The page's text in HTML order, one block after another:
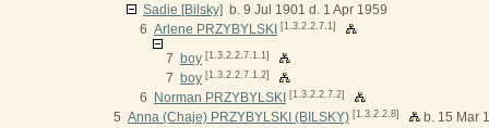
Sadie [Bilsky] b. 9 Jul 1901 d. 1 Apr 1959
6 Arlene PRZYBYLSKI [1.3.2.2.7.1]
7 boy [1.3.2.2.7.1.1]
7 boy [1.3.2.2.7.1.2]
6 Norman PRZYBYLSKI [1.3.2.2.7.2]
5 Anna (Chaje) PRZYBYLSKI (BILSKY) [1.3.2.2.8]
b. 15 Mar